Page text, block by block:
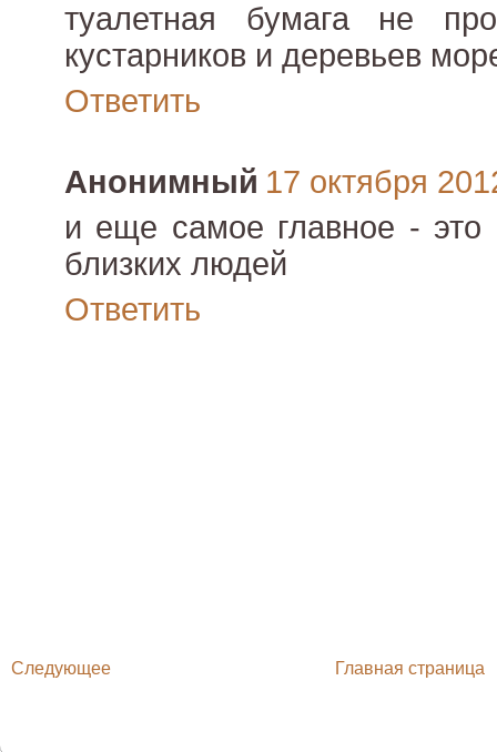
туалетная бумага не
кустарников и деревьев
Ответить
Анонимный 17 октября
и еще самое главное - это
близких людей
Ответить
Следующее Главная страница